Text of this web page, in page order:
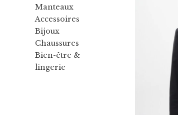
Manteaux
Accessoires
Bijoux
Chaussures
Bien-être &
lingerie